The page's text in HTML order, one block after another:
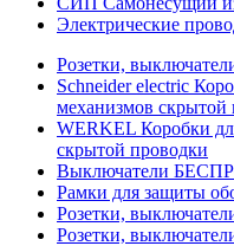
Электрические
Розетки,
Schneider electric
механизмов скрытой
WERKEL Коробки
скрытой проводки
Выключатели
Рамки для защиты
Розетки,
Розетки,